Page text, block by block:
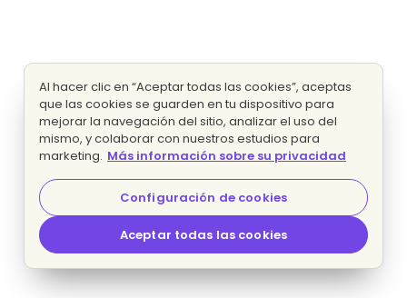
Al hacer clic en “Aceptar todas las cookies”, aceptas
que las cookies se guarden en tu dispositivo para
mejorar la navegación del sitio, analizar el uso del
mismo, y colaborar con nuestros estudios para
marketing. Más información sobre su privacidad
Configuración de cookies
Aceptar todas las cookies